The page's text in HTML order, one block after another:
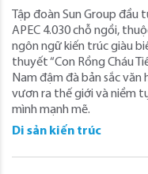
Tập đoàn Sun Group đầu
APEC 4.030 chỗ ngồi,
ngôn ngữ kiến trúc giàu
thuyết “Con Rồng Cháu
Nam đậm đà bản sắc
vươn ra thế giới và niềm
mình mạnh mẽ.
Di sản kiến trúc